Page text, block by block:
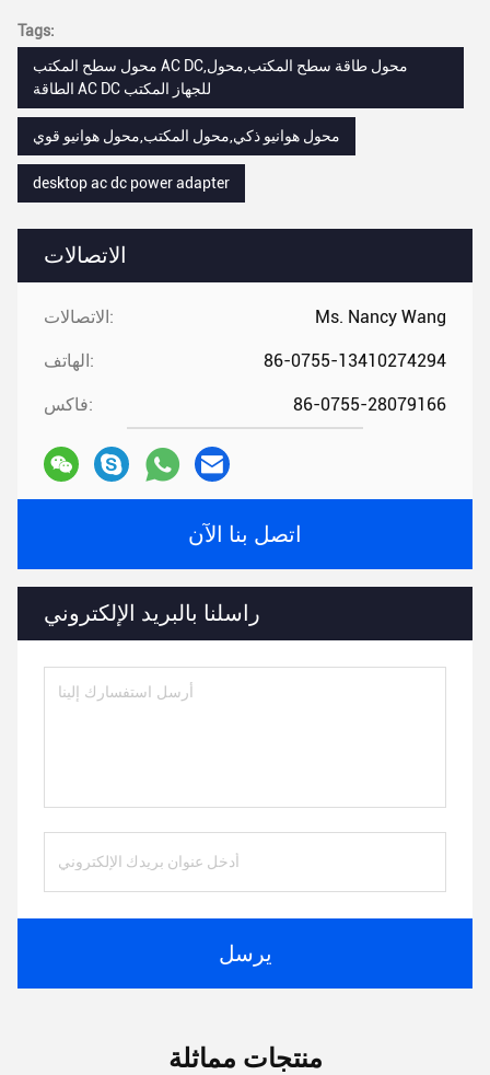
الاتصالات
الاتصالات: Ms. Nancy Wang
الهاتف: 86-0755-13410274294
فاكس: 86-0755-28079166
اتصل بنا الآن
راسلنا بالبريد الإلكتروني
يرسل
Tags:
محول سطح المكتب AC DC,محول طاقة سطح المكتب,محول
الطاقة AC DC للجهاز المكتب
محول هوانيو ذكي,محول المكتب,محول هوانيو قوي
desktop ac dc power adapter
منتجات مماثلة